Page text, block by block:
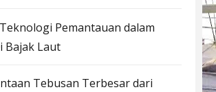
Pemantauan dalam
Bajak Laut
Tebusan Terbesar dari